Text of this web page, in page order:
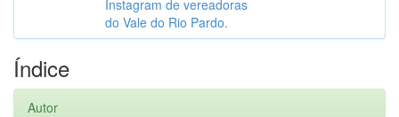
Instagram de vereadoras
do Vale do Rio Pardo.
Índice
Autor